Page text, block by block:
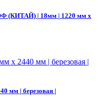
| 18мм | 1220 мм х
мм | березовая |